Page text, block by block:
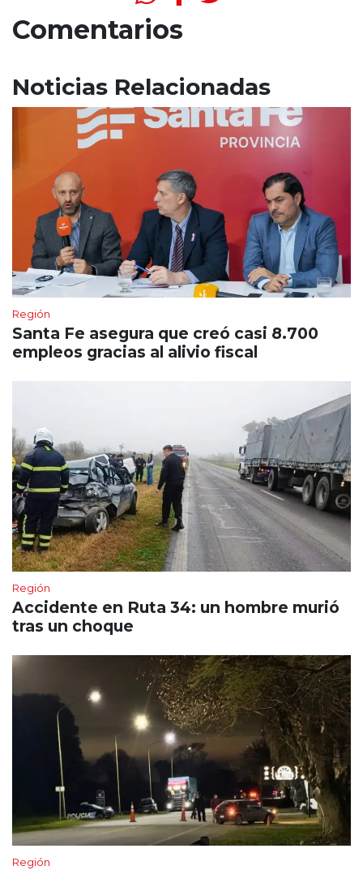
Comentarios
Noticias Relacionadas
Región
Santa Fe asegura que creó casi 8.700
empleos gracias al alivio fiscal
Región
Accidente en Ruta 34: un hombre murió
tras un choque
Región